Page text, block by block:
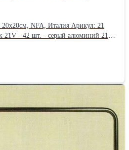
20х20см, NFA, Италия Арикул: 21
21V - 42 шт. - серый алюминий 21N
молоток 21Z - 38